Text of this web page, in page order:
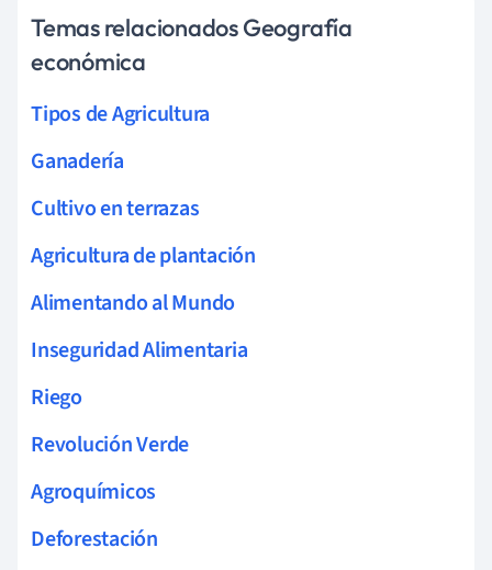
Temas relacionados Geografía
económica
Tipos de Agricultura
Ganadería
Cultivo en terrazas
Agricultura de plantación
Alimentando al Mundo
Inseguridad Alimentaria
Riego
Revolución Verde
Agroquímicos
Deforestación